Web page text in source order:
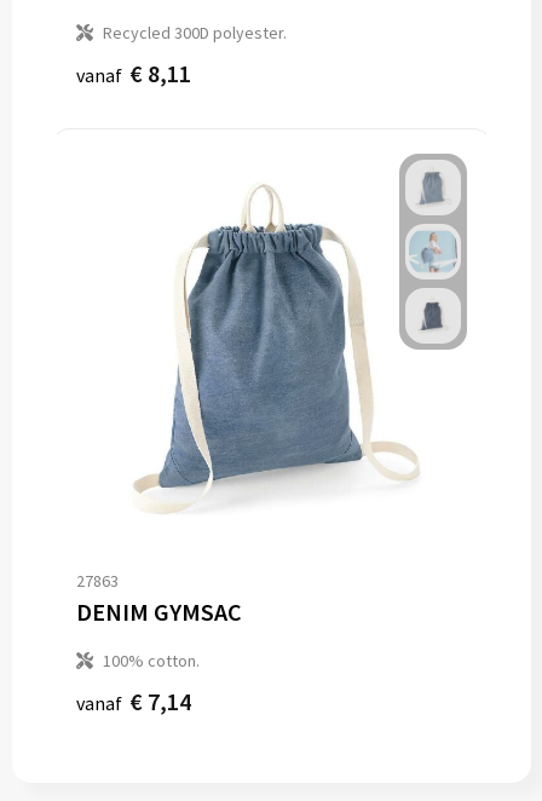
Recycled 300D polyester.
vanaf € 8,11
27863
DENIM GYMSAC
100% cotton.
vanaf € 7,14